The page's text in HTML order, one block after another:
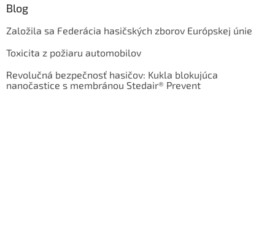
Blog
Založila sa Federácia hasičských zborov Európskej únie
Toxicita z požiaru automobilov
Revolučná bezpečnosť hasičov: Kukla blokujúca
nanočastice s membránou Stedair® Prevent